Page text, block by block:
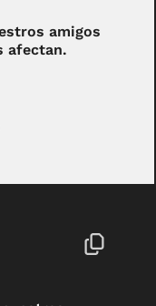
amigos
afectan.